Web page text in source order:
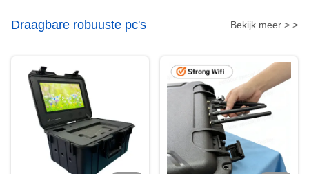
Draagbare robuuste pc's Bekijk meer > >